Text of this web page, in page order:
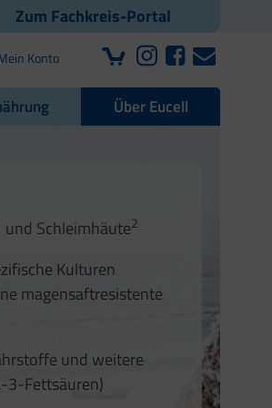
Zum Fachkreis-Portal
Konto
Über Eucell
und Schleimhäute2
Kulturen
magensaftresistente
und weitere
3-Fettsäuren)
3
4